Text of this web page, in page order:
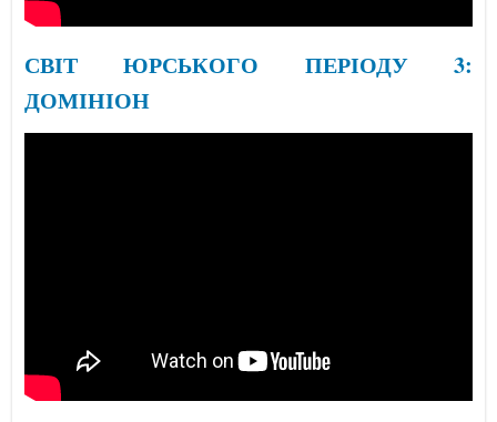
СВІТ ЮРСЬКОГО ПЕРІОДУ 3:
ДОМІНІОН